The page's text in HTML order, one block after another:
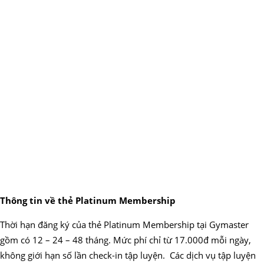
Thông tin về thẻ Platinum Membership
Thời hạn đăng ký của thẻ Platinum Membership tại Gymaster
gồm có 12 – 24 – 48 tháng. Mức phí chỉ từ 17.000đ mỗi ngày,
không giới hạn số lần check-in tập luyện. Các dịch vụ tập luyện